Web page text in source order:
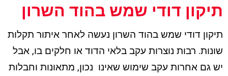
תיקון דודי שמש בהוד השרון
תיקון דודי שמש בהוד השרון נעשה לאחר איתור תקלות
שונות. רבות נוצרות עקב בלאי הדוד או חלקים בו, אבל
יש גם אחרות עקב שימוש שאינו נכון, מתאונות וחבלות